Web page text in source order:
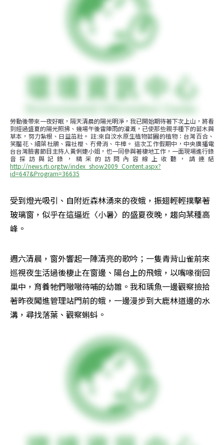
勞動後帶來一夜好眠，隔天清晨的陽光明淨，我已開始期待著下次上山，將看
到經過盛夏的陽光照拂、幾場午後雷陣雨的灌溉，已使那些親手種下的苗木與
草本，努力紮根、日益茁壯。 註:來自汶水原生植物苗圃的植物：台灣百合、
笑靨花、細葉杜鵑、霧社櫻、冇骨消、牛樟。 這次工作假期中，中央廣播電
台台灣臉書節目主持人黃俐婕小姐，也一同參與著棲地工作，一面現場進行錄
音採訪與記錄，精采的訪問內容線上收聽，請連結
http://news.rti.org.tw/index_show2009_Content.aspx?
id=647&Program=36635
受到燈光吸引、自附近森林湧來的夜蛾，振翅輕輕撲擊著
玻璃窗，似乎在這逼近〈小暑〉的盛夏夜晚，趨向某種高
峰。
週六清晨，窗外響起一陣清亮的歌吟；一隻青背山雀前來
巡視夜生活過後棲止在窗邊、陽台上的飛蛾，以嘴喙銜回
巢中，育養牠們嗷嗷待哺的幼雛。我和瑀魚一邊觀察撿拾
著昨夜闖進管理站門前的蛾，一邊漫步到大鹿林道邊的水
溝，尋找落葉、觀察蝌蚪。